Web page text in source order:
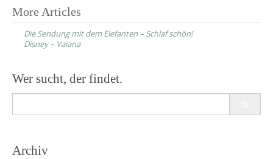
Post
navigation
More Articles
Die Sendung mit dem Elefanten – Schlaf schön!
Disney – Vaiana
Wer sucht, der findet.
Archiv